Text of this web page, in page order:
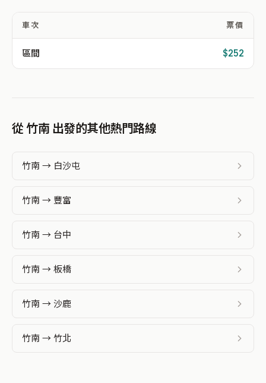
車次 票價
區間 $252
從 竹南 出發的其他熱門路線
竹南 → 白沙屯
竹南 → 豐富
竹南 → 台中
竹南 → 板橋
竹南 → 沙鹿
竹南 → 竹北